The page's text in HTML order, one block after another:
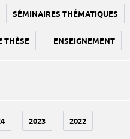
SÉMINAIRES THÉMATIQUES
THÈSE ENSEIGNEMENT
2023 2022